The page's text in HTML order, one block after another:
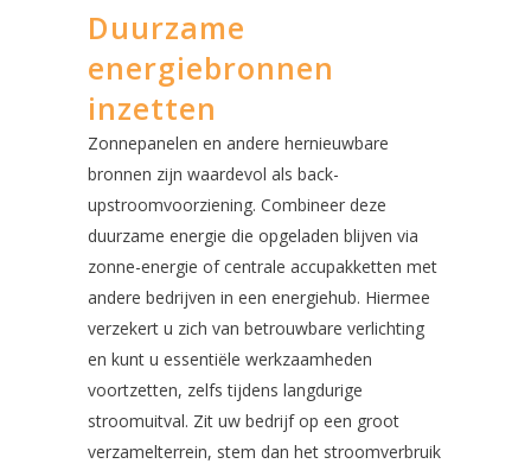
Duurzame
energiebronnen
inzetten
Zonnepanelen en andere hernieuwbare
bronnen zijn waardevol als back-
upstroomvoorziening. Combineer deze
duurzame energie die opgeladen blijven via
zonne-energie of centrale accupakketten met
andere bedrijven in een energiehub. Hiermee
verzekert u zich van betrouwbare verlichting
en kunt u essentiële werkzaamheden
voortzetten, zelfs tijdens langdurige
stroomuitval. Zit uw bedrijf op een groot
verzamelterrein, stem dan het stroomverbruik